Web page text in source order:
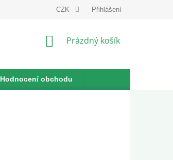
CZK Přihlášení
NÁKUPNÍ
Prázdný košík
Hodnocení obchodu